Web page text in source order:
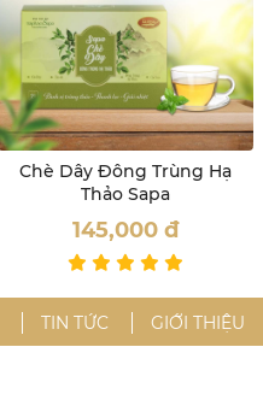
Chè Dây Đông Trùng Hạ
Thảo Sapa
145,000 đ
TIN TỨC GIỚI THIỆU